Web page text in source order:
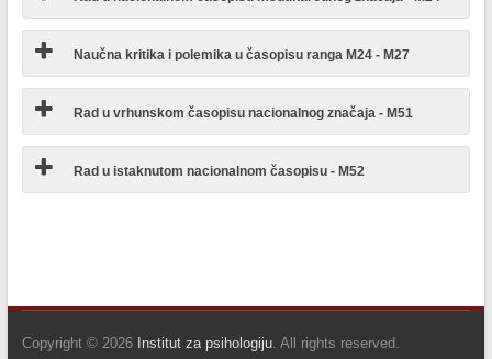
Naučna kritika i polemika u časopisu ranga M24 - M27
Rad u vrhunskom časopisu nacionalnog značaja - M51
Rad u istaknutom nacionalnom časopisu - M52
Copyright © 2026 Institut za psihologiju. All rights reserved.